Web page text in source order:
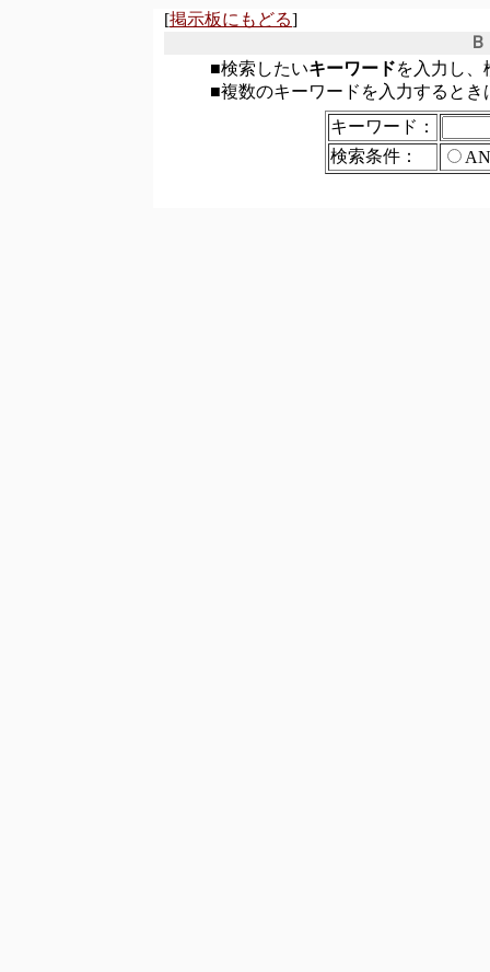
[掲示板にもどる]
■検索したいキーワードを入力し
■複数のキーワードを入力するとき
キーワード：
検索条件：